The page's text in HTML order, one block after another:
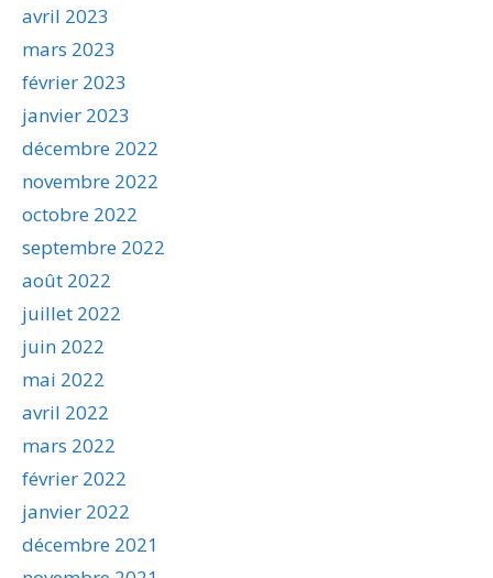
avril 2023
mars 2023
février 2023
janvier 2023
décembre 2022
novembre 2022
octobre 2022
septembre 2022
août 2022
juillet 2022
juin 2022
mai 2022
avril 2022
mars 2022
février 2022
janvier 2022
décembre 2021